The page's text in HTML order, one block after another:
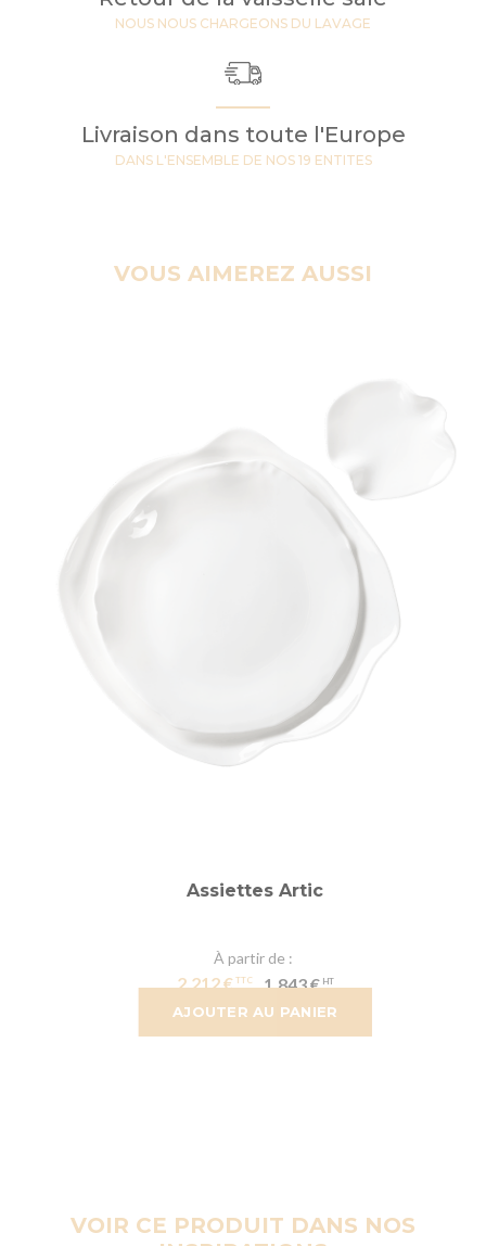
NOUS NOUS CHARGEONS DU LAVAGE
Livraison dans toute l'Europe
DANS L'ENSEMBLE DE NOS 19 ENTITES
VOUS AIMEREZ AUSSI
AJOUTER AU PANIER
Assiettes Artic
À partir de
2,212 € 1,843 €
VOIR CE PRODUIT DANS NOS